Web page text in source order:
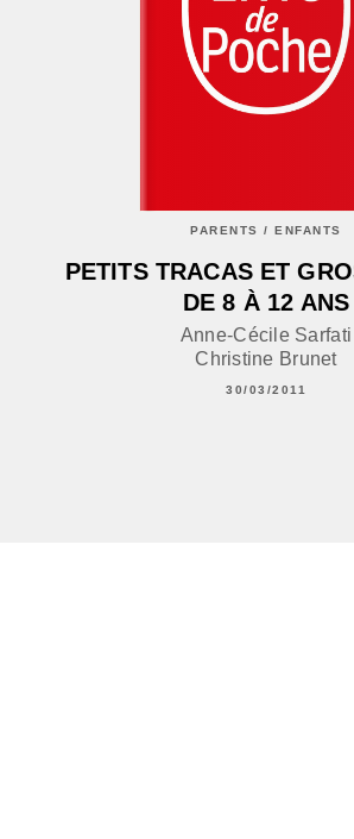
PARENTS / ENFANTS
PETITS TRACAS ET
DE 8 À 12 ANS
Anne-Cécile Sarfati
Christine Brunet
30/03/2011